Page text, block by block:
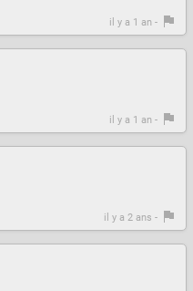
il y a 1 an -
il y a 1 an -
il y a 2 ans -